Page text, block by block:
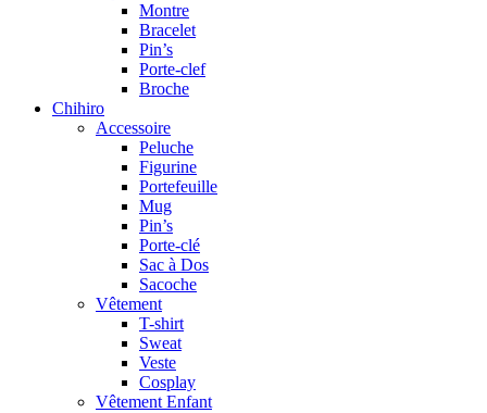
Montre
Bracelet
Pin’s
Porte-clef
Broche
Chihiro
Accessoire
Peluche
Figurine
Portefeuille
Mug
Pin’s
Porte-clé
Sac à Dos
Sacoche
Vêtement
T-shirt
Sweat
Veste
Cosplay
Vêtement Enfant